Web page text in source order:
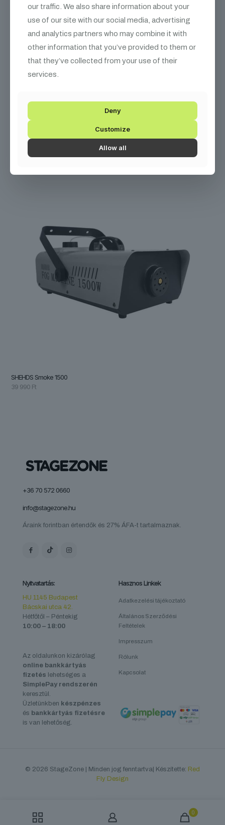
DMX 512/Távirányító
A Shehds 2015-ben alapított színpadi fénytechnikai
berendezésekre szakosodottvállalat. Termékeik megbízható
felhasználási körben megállják helyüket. CE, ROHS, UL, FCC, TP,
TC, SAA és egyéb biztonsági tanúsítvánnyal rendelkeznek. A
márka mára már a fénytechnikai szegmens egyik megbízható
Kapcsolódótermékek
SHEHDS Smoke 1500
39 990 Ft
+36 70 572 0660
info@stagezone.hu
Áraink forintban értendők és 27% ÁFA-t tartalmaznak.
Nyitvatartás:
HU 1145 Budapest
Bácskai utca 42.
Hétfőtől – Péntekig
10:00 – 18:00
Az oldalunkon kizárólag
online bankkártyás
fizetés lehetséges a
SimplePay rendszerén
keresztül.
Üzletünkben készpénzes
és bankkártyás fizetésre
is van lehetőség.
Hasznos Linkek
Adatkezelési tájékoztató
Általános Szerződési
Feltételek
Impresszum
Rólunk
Kapcsolat
© 2026 StageZone | Minden jog fenntartva| Készítette: Red
Fly Design
0
our traffic. We also share information about your
use of our site with our social media, advertising
and analytics partners who may combine it with
other information that you’ve provided to them or
that they’ve collected from your use of their
services.
Deny
Customize
Allow all